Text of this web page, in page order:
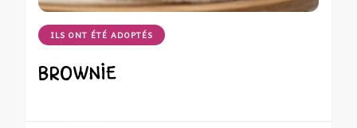
ILS ONT ÉTÉ ADOPTÉS
BROWNIE